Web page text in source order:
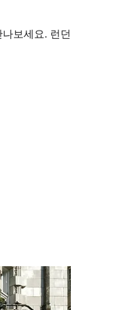
보세요. 런던